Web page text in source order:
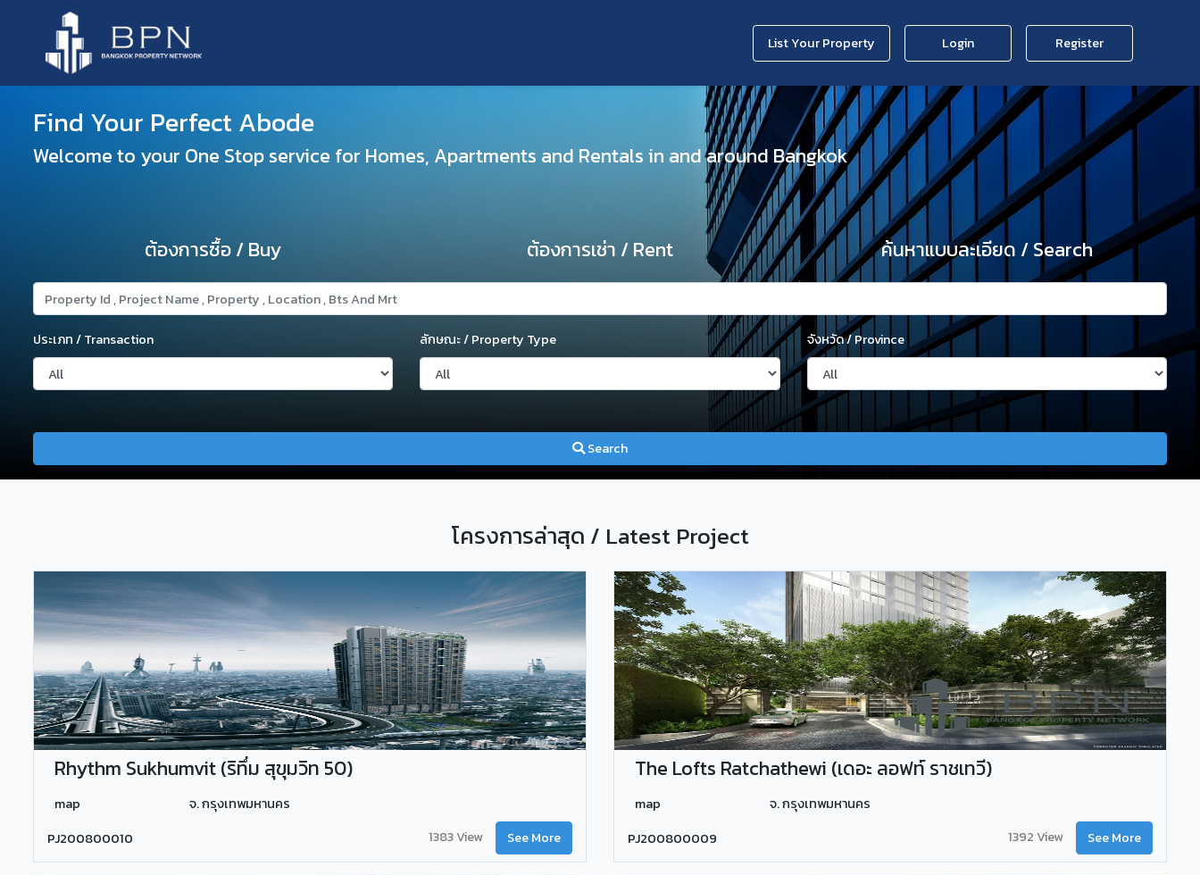
List Your Property Login Register
Find Your Perfect Abode
Welcome to your One Stop service for Homes, Apartments and Rentals in and around Bangkok
ต้องการซื้อ / Buy ต้องการเช่า / Rent ค้นหาแบบละเอียด / Search
ประเภท / Transaction ลักษณะ / Property Type จังหวัด / Province
Search
โครงการล่าสุด / Latest Project
Rhythm Sukhumvit (ริทึ่ม สุขุมวิท 50)
map
จ. กรุงเทพมหานคร
PJ200800010
1383 View See More
The Lofts Ratchathewi (เดอะ ลอฟท์ ราชเทวี)
map
จ. กรุงเทพมหานคร
PJ200800009
1392 View See More